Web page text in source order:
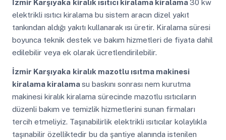
İzmir Karşıyaka kiralık ısıtıcı kiralama kiralama30 kw
elektrikli ısıtıcı kiralama bu sistem aracın dizel yakıt
tankından aldığı yakıtı kullanarak ısı üretir. Kiralama süresi
boyunca teknik destek ve bakım hizmetleri de fiyata dahil
edilebilir veya ek olarak ücretlendirilebilir.
İzmir Karşıyaka kiralık mazotlu ısıtma makinesi
kiralama kiralamasu baskını sonrası nem kurutma
makinesi kiralık kiralama sürecinde mazotlu ısıtıcıların
düzenli bakım ve temizlik hizmetlerini sunan firmaları
tercih etmeliyiz. Taşınabilirlik elektrikli ısıtıcılar kolaylıkla
taşınabilir özelliktedir bu da şantiye alanında istenilen